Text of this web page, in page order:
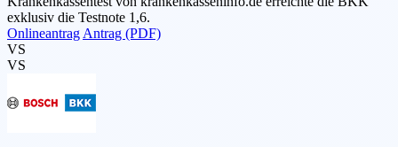
exklusiv die Testnote 1,6.
Onlineantrag Antrag (PDF)
VS
VS